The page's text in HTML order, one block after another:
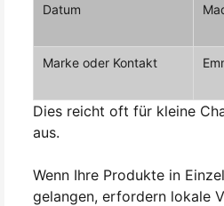
Datum
Marke oder Kontakt
Dies reicht oft für kleine
aus.
Wenn Ihre Produkte in
gelangen, erfordern lokale